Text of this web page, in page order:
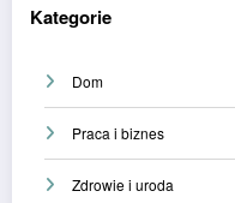
Kategorie
Dom
Praca i biznes
Zdrowie i uroda